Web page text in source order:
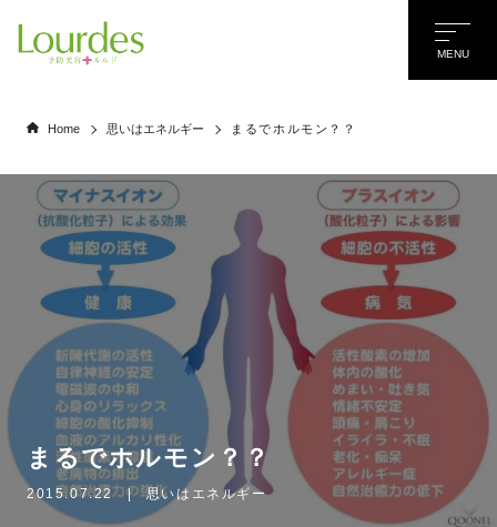
MENU
Home 思いはエネルギー まるでホルモン？？
まるでホルモン？？
2015.07.22 | 思いはエネルギー
名前*